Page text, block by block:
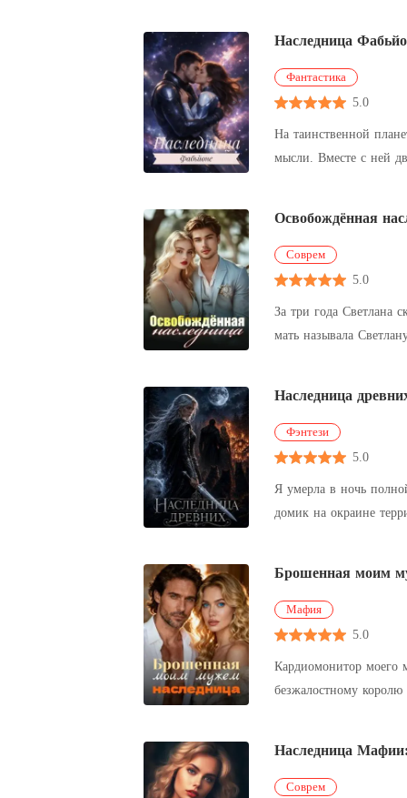
Наследница
Фантастика
5.0
На таинственной
мысли. Вместе с ней
Освобождённая
Соврем
5.0
За три года Светлана
мать называла
Наследница
Фэнтези
5.0
Я умерла в ночь полной луны. По крайней мере, именно так думали все остальные. Огонь взметнулся
домик на окраине
Брошенная моим
Мафия
5.0
Кардиомонитор моего
безжалостному
Наследница
Соврем